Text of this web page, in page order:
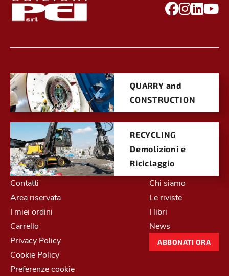
QUARRY and
CONSTRUCTION
RECYCLING
Demolizioni e
Riciclaggio
Contatti
Area riservata
I miei ordini
Carrello
Privacy Policy
Cookie Policy
Preferenze cookie
Chi siamo
Le riviste
I libri
News
ABBONATI ORA